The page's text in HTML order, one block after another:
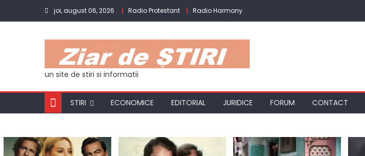
joi, august 06, 2026 Radio Protestant Radio Harmony
un site de stiri si informatii
STIRI ECONOMICE EDITORIAL JURIDICE FORUM CONTACT